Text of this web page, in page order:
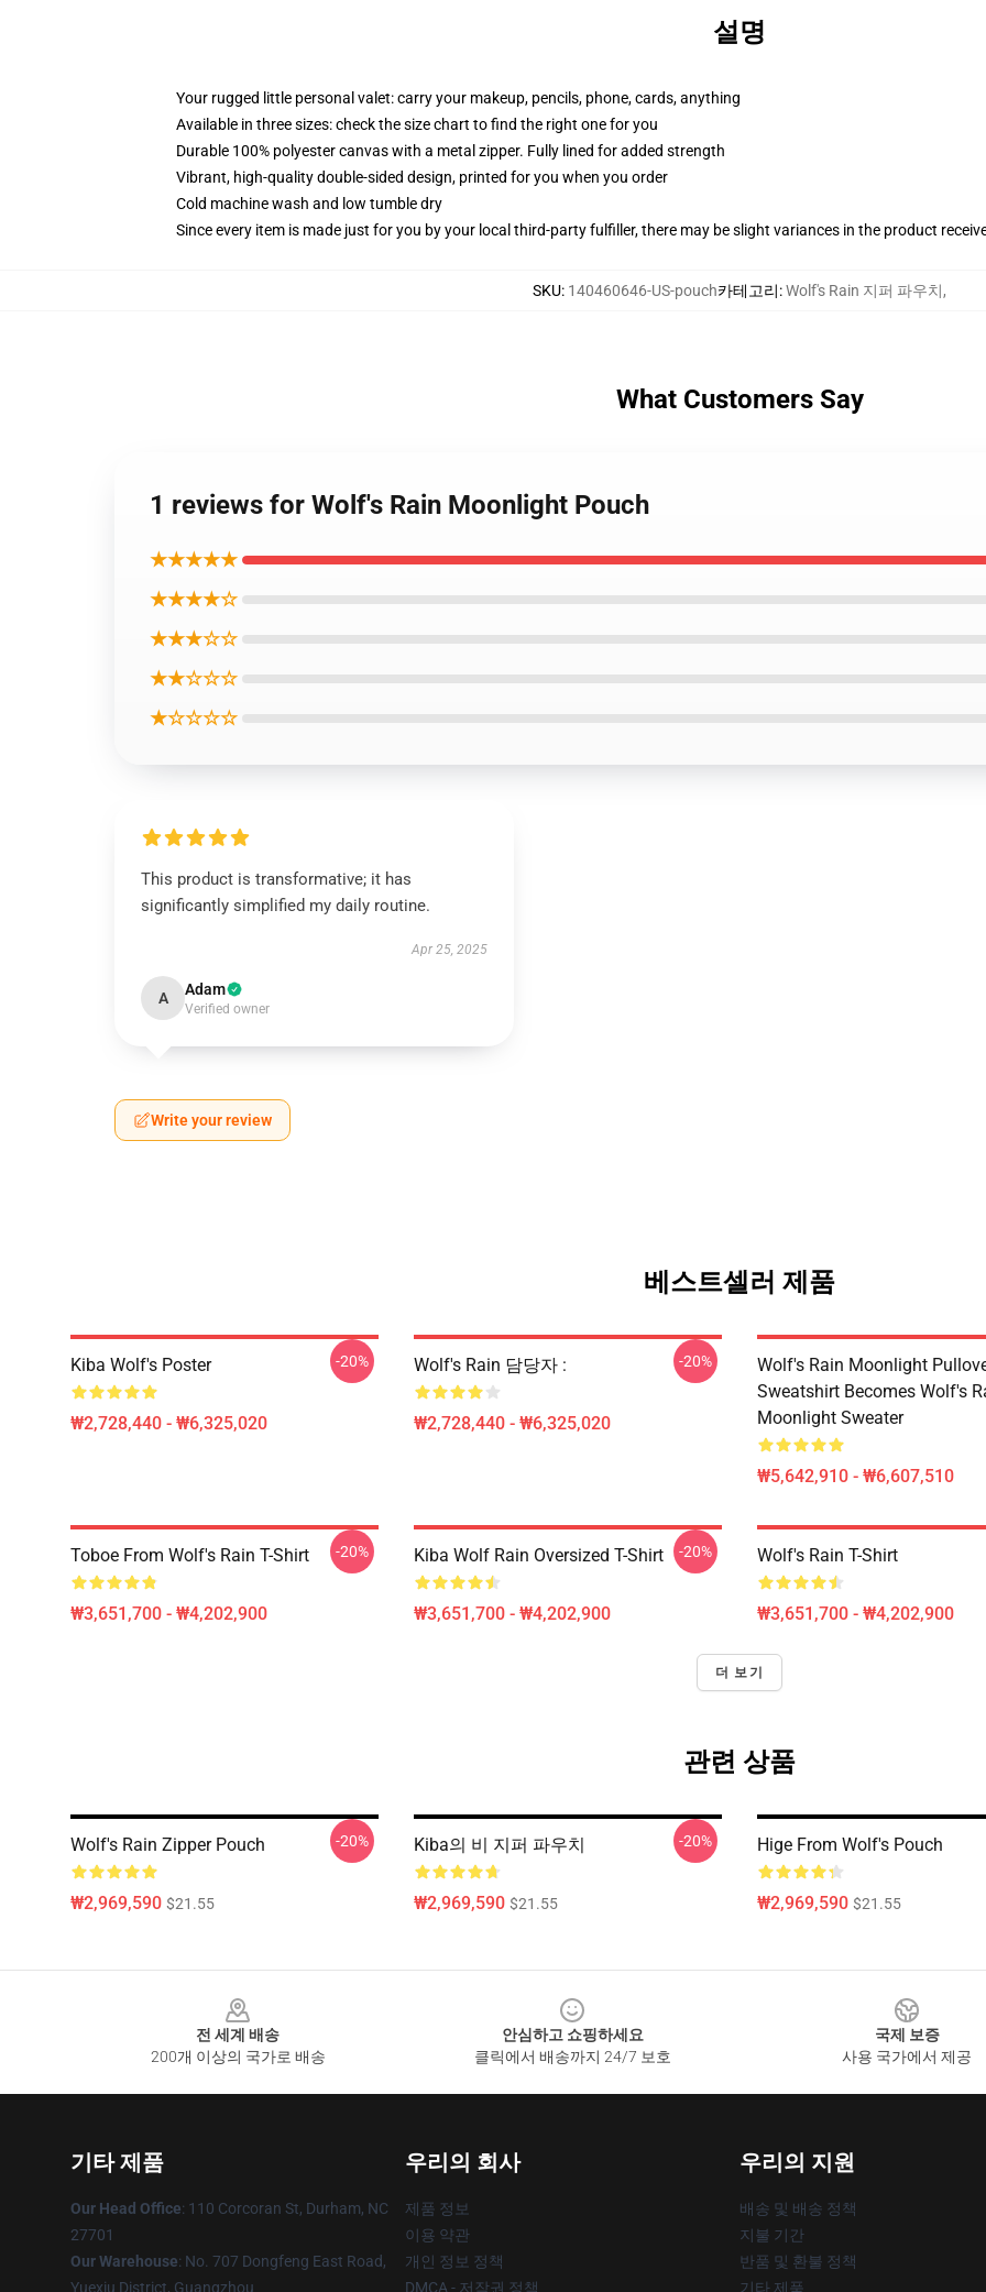
설명
Your rugged little personal valet: carry your makeup, pencils, phone, cards, anything
Available in three sizes: check the size chart to find the right one for you
Durable 100% polyester canvas with a metal zipper. Fully lined for added strength
Vibrant, high-quality double-sided design, printed for you when you order
Cold machine wash and low tumble dry
Since every item is made just for you by your local third-party fulfiller, there may be slight variances in the product
SKU: 140460646-US-pouch카테고리:Wolf's Rain 지퍼 파우치,
What Customers Say
1 reviews for Wolf's Rain Moonlight Pouch
★★★★★
★★★★☆
★★★☆☆
★★☆☆☆
★☆☆☆☆
This product is transformative; it has
significantly simplified my daily routine.
Apr 25, 2025
A Adam
Verified owner
Write your review
베스트셀러 제품
Kiba Wolf's Poster
₩2,728,440 - ₩6,325,020
-20% Wolf's Rain 담당자 :
₩2,728,440 - ₩6,325,020
-20%
Wolf's Rain Moonlight
Sweatshirt Becomes Wolf's
Moonlight Sweater
₩5,642,910 - ₩6,607,510
Toboe From Wolf's Rain T-Shirt
₩3,651,700 - ₩4,202,900
-20% Kiba Wolf Rain Oversized T-Shirt
₩3,651,700 - ₩4,202,900
-20% Wolf's Rain T-Shirt
₩3,651,700 - ₩4,202,900
더 보기
관련 상품
Wolf's Rain Zipper Pouch
₩2,969,590 $21.55
-20% Kiba의 비 지퍼 파우치
₩2,969,590 $21.55
-20% Hige From Wolf's Pouch
₩2,969,590 $21.55
전 세계 배송
200개 이상의 국가로 배송
안심하고 쇼핑하세요
클릭에서 배송까지 24/7 보호
국제 보증
사용 국가에서 제공
기타 제품
Our Head Office: 110 Corcoran St, Durham, NC
27701
Our Warehouse: No. 707 Dongfeng East Road,
Yuexiu District, Guangzhou
우리의 회사
제품 정보
이용 약관
개인 정보 정책
DMCA - 저작권 정책
우리의 지원
배송 및 배송 정책
지불 기간
반품 및 환불 정책
기타 제품